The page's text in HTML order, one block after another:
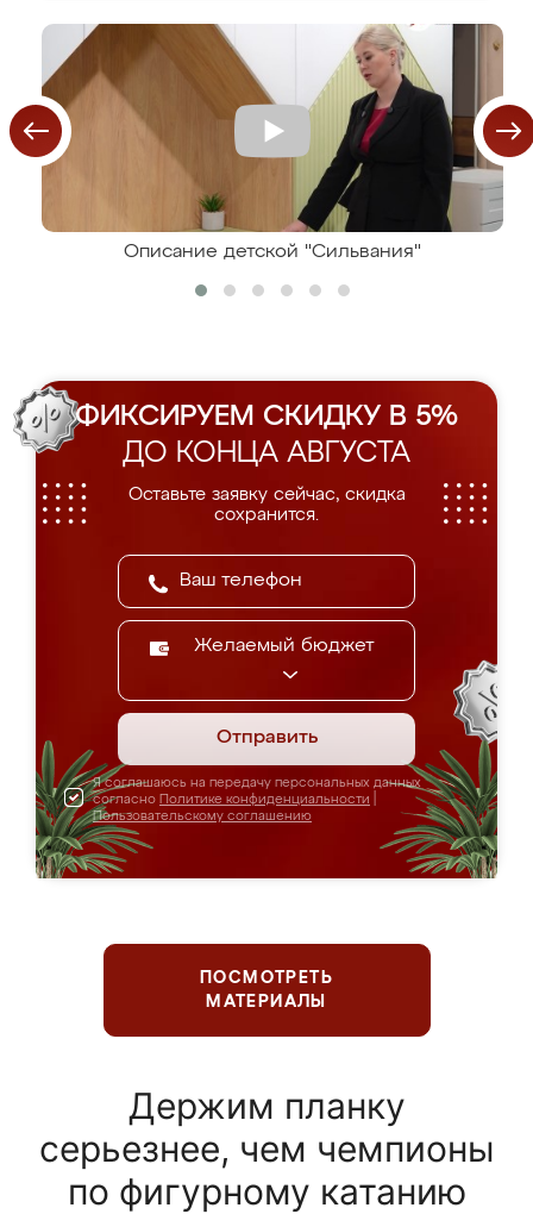
Описание детской "Сильвания"
ФИКСИРУЕМ СКИДКУ В 5%
ДО КОНЦА АВГУСТА
Оставьте заявку сейчас, скидка
сохранится.
Желаемый бюджет
Отправить
Я соглашаюсь на передачу персональных данных
согласно Политике конфиденциальности
Пользовательскому соглашению
ПОСМОТРЕТЬ
МАТЕРИАЛЫ
Держим планку
серьезнее, чем чемпионы
по фигурному катанию